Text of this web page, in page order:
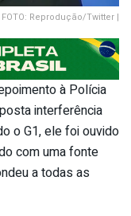
Reprodução/Twitter |
à Polícia
interferência
o G1, ele foi ouvido
com uma fonte
a todas as